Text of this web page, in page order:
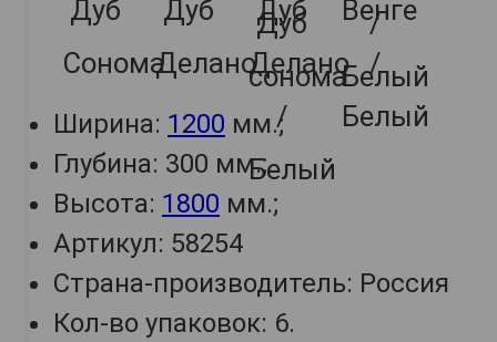
Ширина: 1200 мм.;
Глубина: 300 мм.;
Высота: 1800 мм.;
Артикул: 58254
Страна-производитель: Россия
Кол-во упаковок: 6.